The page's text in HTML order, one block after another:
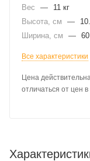
Вес
—
11 кг
Высота, см
—
Ширина, см
— 60
Все характеристики
Цена
отличаться от цен